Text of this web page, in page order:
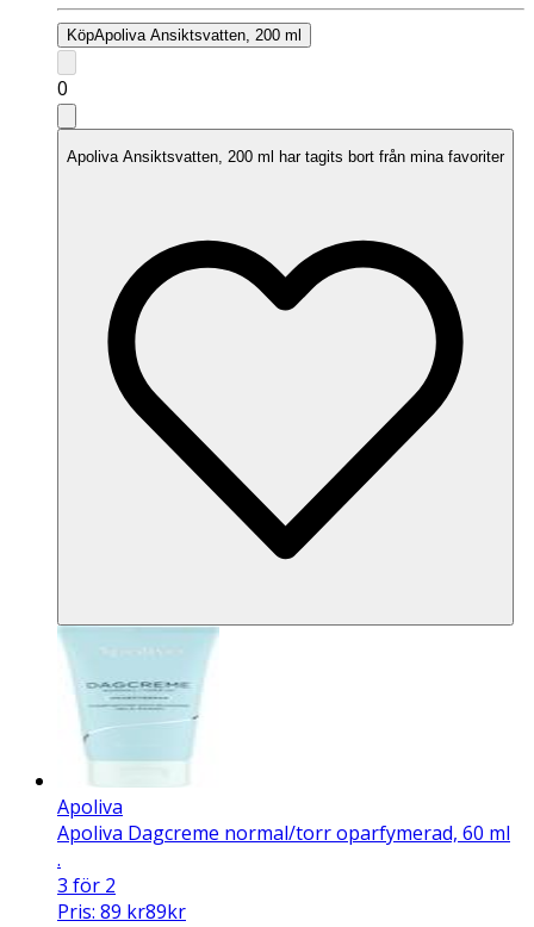
KöpApoliva Ansiktsvatten, 200 ml
0
Apoliva Ansiktsvatten, 200 ml har tagits bort från mina favoriter
Apoliva
Apoliva Dagcreme normal/torr oparfymerad, 60 ml
.
3 för 2
Pris: 89 kr89kr